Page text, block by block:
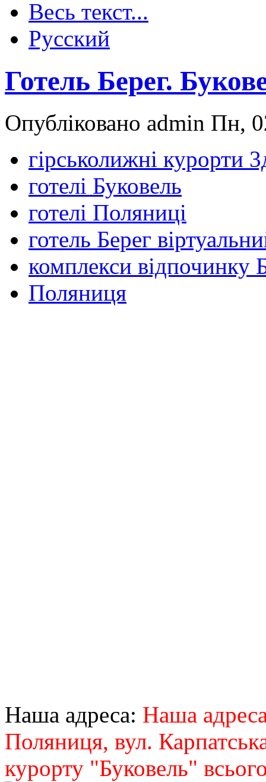
Весь текст...
Русский
Готель Берег.
Опубліковано admin Пн,
гірськолижні курорти
готелі Буковель
готелі Поляниці
готель Берег
комплекси відпочинку
Поляниця
Наша адреса: Наша
Поляниця, вул.
курорту "Буковель"